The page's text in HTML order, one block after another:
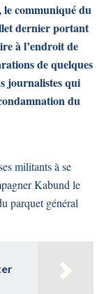
le communiqué du
dernier portant
à l’endroit de
de quelques
journalistes qui
du
militants à se
Kabund le
parquet général